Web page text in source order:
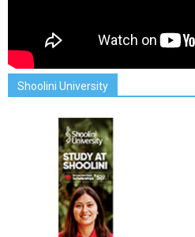
Shoolini University